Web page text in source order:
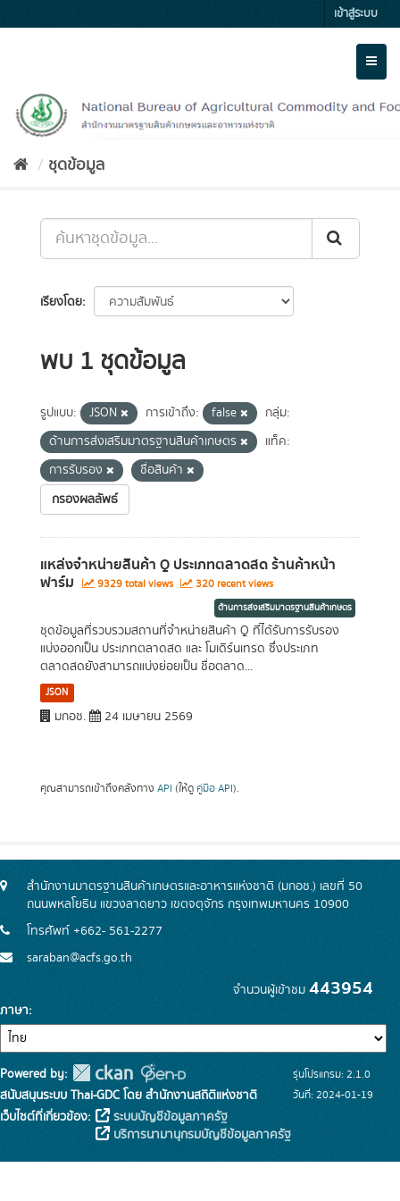
to
เข้าสู่ระบบ
ชุดข้อมูล
เรียงโดย
พบ 1 ชุดข้อมูล
รูปแบบ: JSON การเข้าถึง: false
กลุ่ม:
ด้านการส่งเสริมมาตรฐานสินค้าเกษตร
แท็ค:
การรับรอง
ชื่อสินค้า
กรองผลลัพธ์
แหล่งจำหน่ายสินค้า Q ประเภทตลาดสด ร้านค้าหน้า
ฟาร์ม 9329 total views 320 recent views
ด้านการส่งเสริมมาตรฐานสินค้าเกษตร
ชุดข้อมูลที่รวบรวมสถานที่จำหน่ายสินค้า Q ที่ได้รับการรับรอง
แบ่งออกเป็น ประเภทตลาดสด และ โมเดิร์นเทรด ซึ่งประเภท
ตลาดสดยังสามารถแบ่งย่อยเป็น ชื่อตลาด...
JSON
มกอช. 24 เมษายน 2569
คุณสามารถเข้าถึงคลังทาง API (ให้ดู คู่มือ API).
สำนักงานมาตรฐานสินค้าเกษตรและอาหารแห่งชาติ (มกอช.) เลขที่ 50
ถนนพหลโยธิน แขวงลาดยาว เขตจตุจักร กรุงเทพมหานคร 10900
โทรศัพท์ +662- 561-2277
saraban@acfs.go.th
จำนวนผู้เข้าชม 443954
ภาษา
Powered by:
สนับสนุนระบบ Thai-GDC โดย สำนักงานสถิติแห่งชาติ
เว็บไซต์ที่เกี่ยวข้อง:
ระบบบัญชีข้อมูลภาครัฐ
บริการนามานุกรมบัญชีข้อมูลภาครัฐ
รุ่นโปรแกรม: 2.1.0
วันที่: 2024-01-19